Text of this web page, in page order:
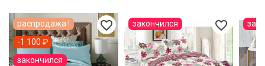
favorite_border
распродажа !
-1 100 ₽
закончился
favorite_border
закончился